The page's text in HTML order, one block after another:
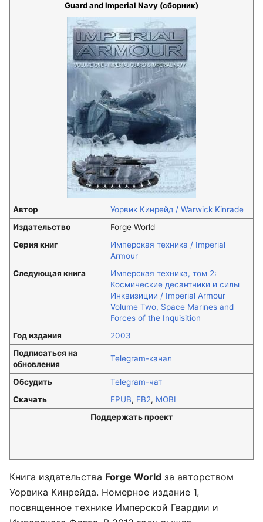
Guard and Imperial Navy (сборник)
Автор
Уорвик Кинрейд / Warwick Kinrade
Издательство
Forge World
Серия книг
Имперская техника / Imperial
Armour
Следующая книга
Имперская техника, том 2:
Космические десантники и силы
Инквизиции / Imperial Armour
Volume Two, Space Marines and
Forces of the Inquisition
Год издания
2003
Подписаться на
обновления
Telegram-канал
Обсудить
Telegram-чат
Скачать
EPUB, FB2, MOBI
Поддержать проект
Книга издательства Forge World за авторством
Уорвика Кинрейда. Номерное издание 1,
посвященное технике Имперской Гвардии и